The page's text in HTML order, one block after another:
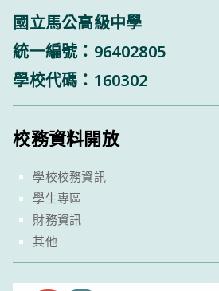
國立馬公高級中學
統一編號：96402805
學校代碼：160302
校務資料開放
學校校務資訊
學生專區
財務資訊
其他